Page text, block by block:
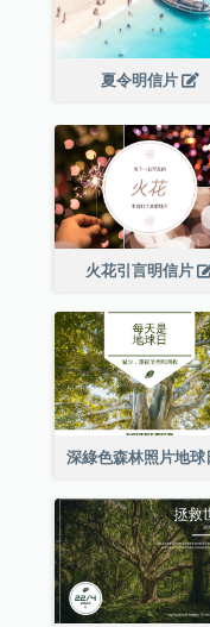
夏令明信片
火花引言明信片